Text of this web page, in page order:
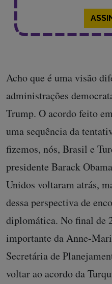
Acho que é uma visão
administrações
Trump. O acordo feito
uma sequência da
fizemos, nós, Brasil e
presidente Barack
Unidos voltaram atrás,
dessa perspectiva de
diplomática. No final de
importante da Anne-
Secretária de
voltar ao acordo da